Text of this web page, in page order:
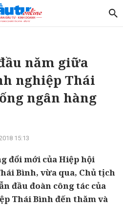
năm giữa
nghiệp Thái
ngân hàng
15:13
đổi mới của Hiệp hội
Bình, vừa qua, Chủ tịch
đầu đoàn công tác của
Thái Bình đến thăm và